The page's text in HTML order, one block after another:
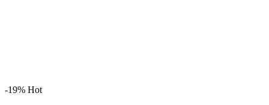
-19% Hot